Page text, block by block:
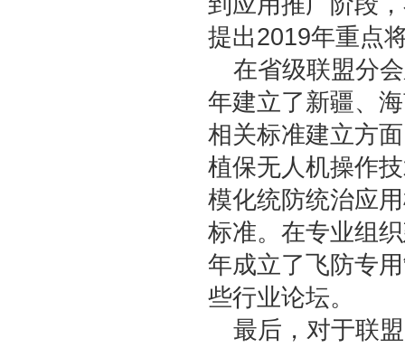
提出2019年重点
在省级联盟分
年建立了新疆、
相关标准建立方
植保无人机操作
模化统防统治应
标准。在专业组
年成立了飞防专
些行业论坛。
最后，对于联